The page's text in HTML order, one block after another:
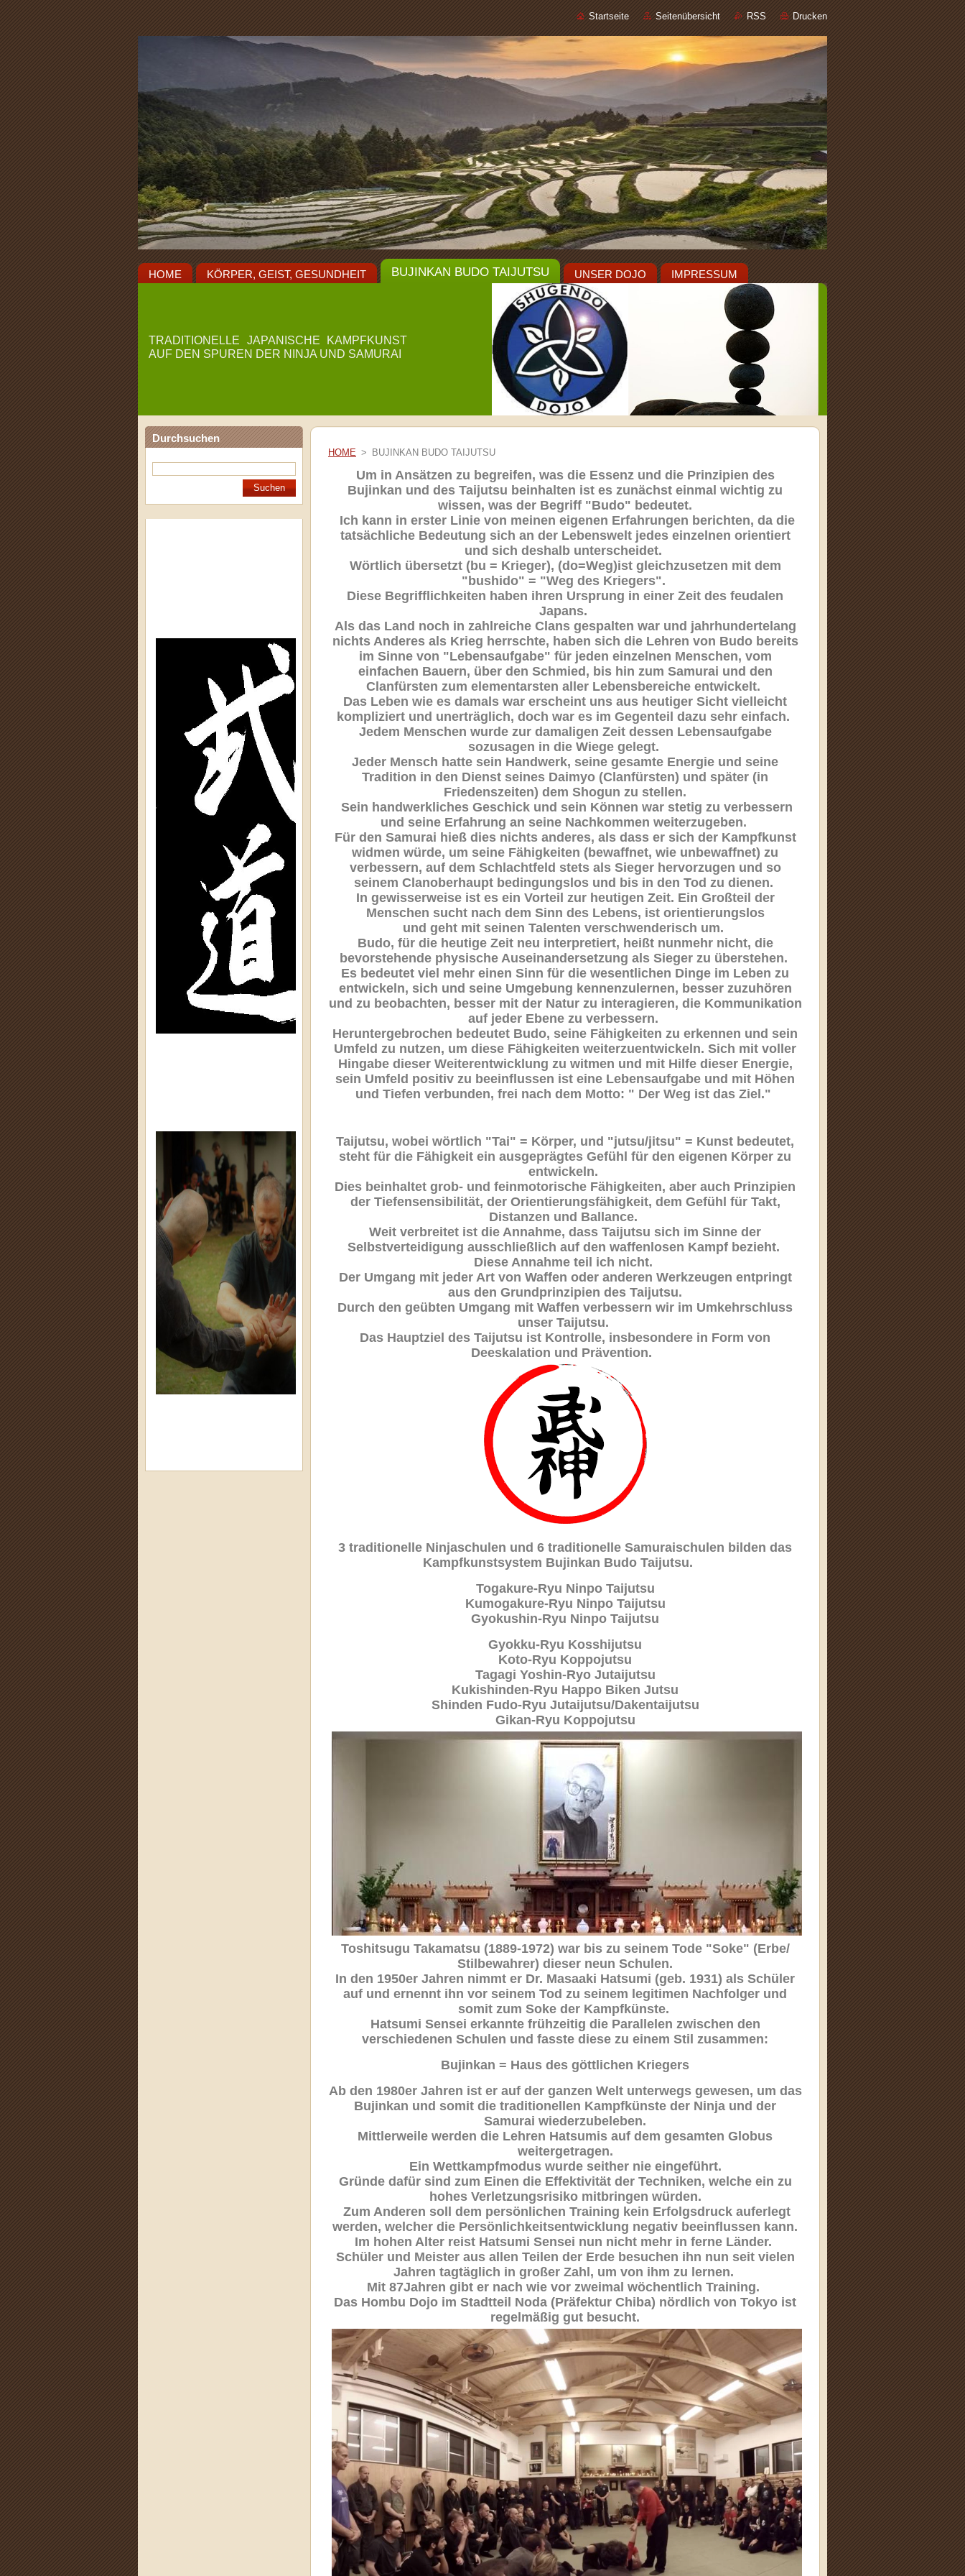
Startseite Seitenübersicht RSS Drucken
HOME KÖRPER, GEIST, GESUNDHEIT BUJINKAN BUDO TAIJUTSU UNSER DOJO IMPRESSUM
TRADITIONELLE JAPANISCHE KAMPFKUNST
AUF DEN SPUREN DER NINJA UND SAMURAI
Durchsuchen
HOME > BUJINKAN BUDO TAIJUTSU
Um in Ansätzen zu begreifen, was die Essenz und die Prinzipien des
Bujinkan und des Taijutsu beinhalten ist es zunächst einmal wichtig zu
wissen, was der Begriff "Budo" bedeutet.
Ich kann in erster Linie von meinen eigenen Erfahrungen berichten, da die
tatsächliche Bedeutung sich an der Lebenswelt jedes einzelnen orientiert
und sich deshalb unterscheidet.
Wörtlich übersetzt (bu = Krieger), (do=Weg)ist gleichzusetzen mit dem
"bushido" = "Weg des Kriegers".
Diese Begrifflichkeiten haben ihren Ursprung in einer Zeit des feudalen
Japans.
Als das Land noch in zahlreiche Clans gespalten war und jahrhundertelang
nichts Anderes als Krieg herrschte, haben sich die Lehren von Budo bereits
im Sinne von "Lebensaufgabe" für jeden einzelnen Menschen, vom
einfachen Bauern, über den Schmied, bis hin zum Samurai und den
Clanfürsten zum elementarsten aller Lebensbereiche entwickelt.
Das Leben wie es damals war erscheint uns aus heutiger Sicht vielleicht
kompliziert und unerträglich, doch war es im Gegenteil dazu sehr einfach.
Jedem Menschen wurde zur damaligen Zeit dessen Lebensaufgabe
sozusagen in die Wiege gelegt.
Jeder Mensch hatte sein Handwerk, seine gesamte Energie und seine
Tradition in den Dienst seines Daimyo (Clanfürsten) und später (in
Friedenszeiten) dem Shogun zu stellen.
Sein handwerkliches Geschick und sein Können war stetig zu verbessern
und seine Erfahrung an seine Nachkommen weiterzugeben.
Für den Samurai hieß dies nichts anderes, als dass er sich der Kampfkunst
widmen würde, um seine Fähigkeiten (bewaffnet, wie unbewaffnet) zu
verbessern, auf dem Schlachtfeld stets als Sieger hervorzugen und so
seinem Clanoberhaupt bedingungslos und bis in den Tod zu dienen.
In gewisserweise ist es ein Vorteil zur heutigen Zeit. Ein Großteil der
Menschen sucht nach dem Sinn des Lebens, ist orientierungslos
und geht mit seinen Talenten verschwenderisch um.
Budo, für die heutige Zeit neu interpretiert, heißt nunmehr nicht, die
bevorstehende physische Auseinandersetzung als Sieger zu überstehen.
Es bedeutet viel mehr einen Sinn für die wesentlichen Dinge im Leben zu
entwickeln, sich und seine Umgebung kennenzulernen, besser zuzuhören
und zu beobachten, besser mit der Natur zu interagieren, die Kommunikation
auf jeder Ebene zu verbessern.
Heruntergebrochen bedeutet Budo, seine Fähigkeiten zu erkennen und sein
Umfeld zu nutzen, um diese Fähigkeiten weiterzuentwickeln. Sich mit voller
Hingabe dieser Weiterentwicklung zu witmen und mit Hilfe dieser Energie,
sein Umfeld positiv zu beeinflussen ist eine Lebensaufgabe und mit Höhen
und Tiefen verbunden, frei nach dem Motto: " Der Weg ist das Ziel."
Taijutsu, wobei wörtlich "Tai" = Körper, und "jutsu/jitsu" = Kunst bedeutet,
steht für die Fähigkeit ein ausgeprägtes Gefühl für den eigenen Körper zu
entwickeln.
Dies beinhaltet grob- und feinmotorische Fähigkeiten, aber auch Prinzipien
der Tiefensensibilität, der Orientierungsfähigkeit, dem Gefühl für Takt,
Distanzen und Ballance.
Weit verbreitet ist die Annahme, dass Taijutsu sich im Sinne der
Selbstverteidigung ausschließlich auf den waffenlosen Kampf bezieht.
Diese Annahme teil ich nicht.
Der Umgang mit jeder Art von Waffen oder anderen Werkzeugen entpringt
aus den Grundprinzipien des Taijutsu.
Durch den geübten Umgang mit Waffen verbessern wir im Umkehrschluss
unser Taijutsu.
Das Hauptziel des Taijutsu ist Kontrolle, insbesondere in Form von
Deeskalation und Prävention.
3 traditionelle Ninjaschulen und 6 traditionelle Samuraischulen bilden das
Kampfkunstsystem Bujinkan Budo Taijutsu.
Togakure-Ryu Ninpo Taijutsu
Kumogakure-Ryu Ninpo Taijutsu
Gyokushin-Ryu Ninpo Taijutsu
Gyokku-Ryu Kosshijutsu
Koto-Ryu Koppojutsu
Tagagi Yoshin-Ryo Jutaijutsu
Kukishinden-Ryu Happo Biken Jutsu
Shinden Fudo-Ryu Jutaijutsu/Dakentaijutsu
Gikan-Ryu Koppojutsu
Toshitsugu Takamatsu (1889-1972) war bis zu seinem Tode "Soke" (Erbe/
Stilbewahrer) dieser neun Schulen.
In den 1950er Jahren nimmt er Dr. Masaaki Hatsumi (geb. 1931) als Schüler
auf und ernennt ihn vor seinem Tod zu seinem legitimen Nachfolger und
somit zum Soke der Kampfkünste.
Hatsumi Sensei erkannte frühzeitig die Parallelen zwischen den
verschiedenen Schulen und fasste diese zu einem Stil zusammen:
Bujinkan = Haus des göttlichen Kriegers
Ab den 1980er Jahren ist er auf der ganzen Welt unterwegs gewesen, um das
Bujinkan und somit die traditionellen Kampfkünste der Ninja und der
Samurai wiederzubeleben.
Mittlerweile werden die Lehren Hatsumis auf dem gesamten Globus
weitergetragen.
Ein Wettkampfmodus wurde seither nie eingeführt.
Gründe dafür sind zum Einen die Effektivität der Techniken, welche ein zu
hohes Verletzungsrisiko mitbringen würden.
Zum Anderen soll dem persönlichen Training kein Erfolgsdruck auferlegt
werden, welcher die Persönlichkeitsentwicklung negativ beeinflussen kann.
Im hohen Alter reist Hatsumi Sensei nun nicht mehr in ferne Länder.
Schüler und Meister aus allen Teilen der Erde besuchen ihn nun seit vielen
Jahren tagtäglich in großer Zahl, um von ihm zu lernen.
Mit 87Jahren gibt er nach wie vor zweimal wöchentlich Training.
Das Hombu Dojo im Stadtteil Noda (Präfektur Chiba) nördlich von Tokyo ist
regelmäßig gut besucht.